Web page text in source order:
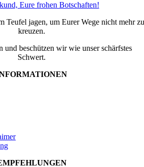
Eure frohen Botschaften!
Teufel jagen, um Eurer Wege nicht mehr zu
kreuzen.
und beschützen wir wie unser schärfstes
Schwert.